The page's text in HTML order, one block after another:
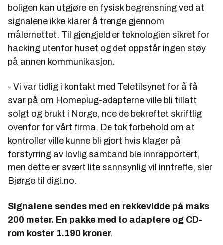
boligen kan utgjøre en fysisk begrensning ved at
signalene ikke klarer å trenge gjennom
målernettet. Til gjengjeld er teknologien sikret for
hacking utenfor huset og det oppstår ingen støy
på annen kommunikasjon.
- Vi var tidlig i kontakt med Teletilsynet for å få
svar på om Homeplug-adapterne ville bli tillatt
solgt og brukt i Norge, noe de bekreftet skriftlig
ovenfor for vårt firma. De tok forbehold om at
kontroller ville kunne bli gjort hvis klager på
forstyrring av lovlig samband ble innrapportert,
men dette er svært lite sannsynlig vil inntreffe, sier
Bjørge til digi.no.
Signalene sendes med en rekkevidde på maks
200 meter. En pakke med to adaptere og CD-
rom koster 1.190 kroner.